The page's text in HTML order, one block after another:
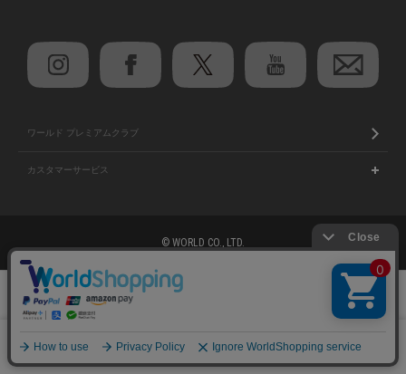
絞り込む
ワールド プレミアムクラブ
カスタマーサービス
© WORLD CO., LTD.
注意：当社のメールアドレスを使用した